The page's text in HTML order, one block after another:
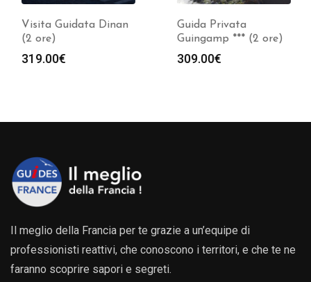
Visita Guidata Dinan
(2 ore)
319.00€
Guida Privata
Guingamp *** (2 ore)
309.00€
Il meglio della Francia per te grazie a un’equipe di
professionisti reattivi, che conoscono i territori, e che te ne
faranno scoprire sapori e segreti.